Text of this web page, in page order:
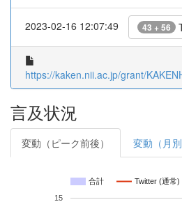
2023-02-16 12:07:49 43 + 56
https://kaken.nii.ac.jp/grant/
言及状況
変動（ピーク前後） 変動（月別
合計 Twitter (通常)
15